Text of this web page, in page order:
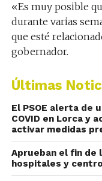
«Es muy posible
durante varias
que esté
gobernador.
Últimas
El PSOE alerta de
COVID en Lorca y
activar medidas
Aprueban el fin de
hospitales y